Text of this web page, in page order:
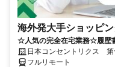
海外発大手ショッピ
☆人気の完全在宅業務☆履歴
研修で、業界未経験の方も安
日本コンセントリクス 第
フルリモート